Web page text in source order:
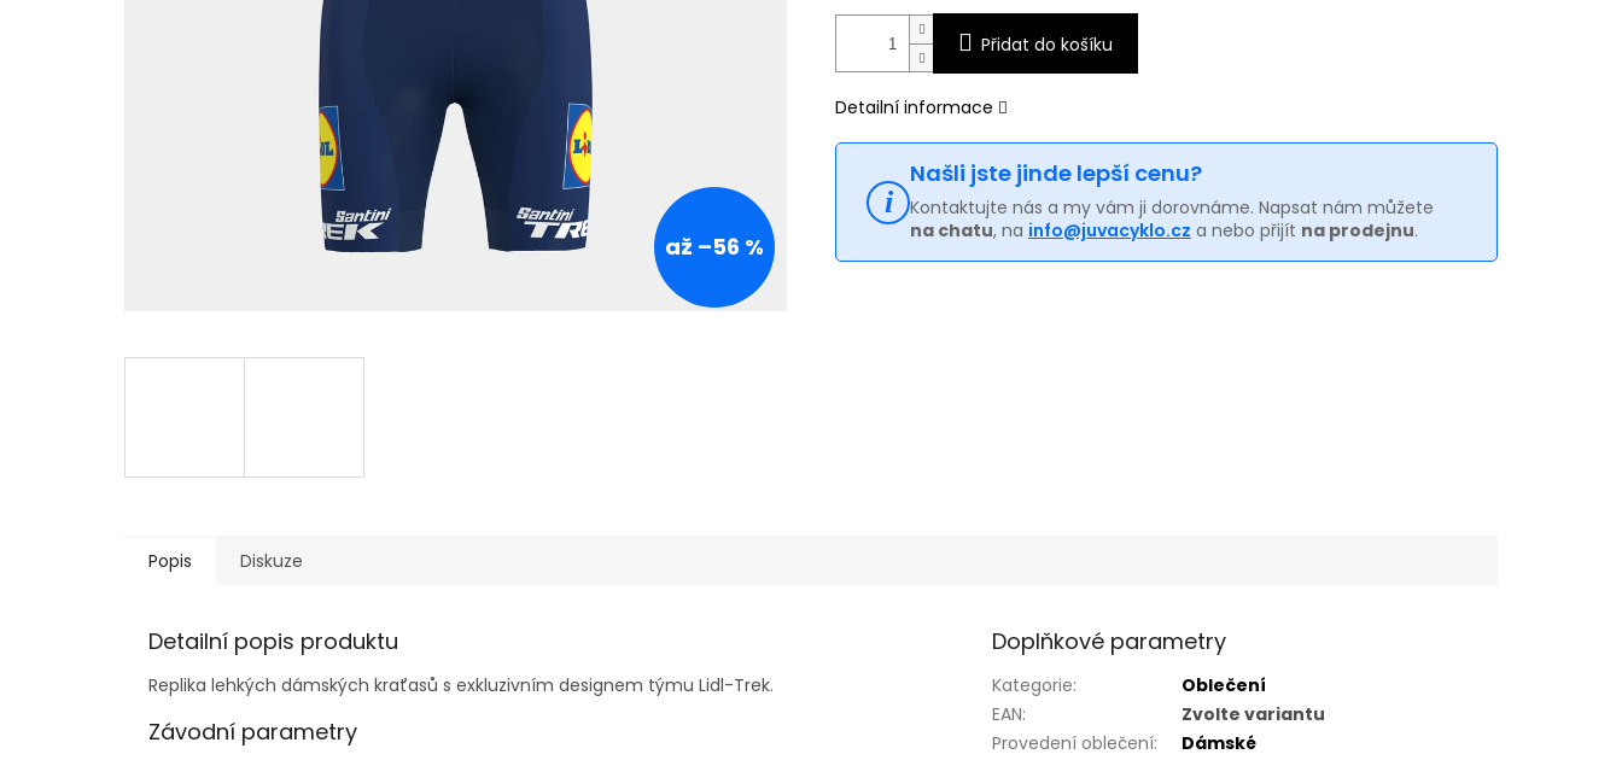
až –56 %
Přidat do košíku
Detailní informace
Našli jste jinde lepší cenu?
Kontaktujte nás a my vám ji dorovnáme. Napsat nám můžete
na chatu, na info@juvacyklo.cz a nebo přijít na prodejnu.
Popis Diskuze
Detailní popis produktu
Replika lehkých dámských kraťasů s exkluzivním designem týmu Lidl-Trek.
Závodní parametry
Doplňkové parametry
Kategorie:
Oblečení
EAN:
Zvolte variantu
Provedení oblečení: Dámské